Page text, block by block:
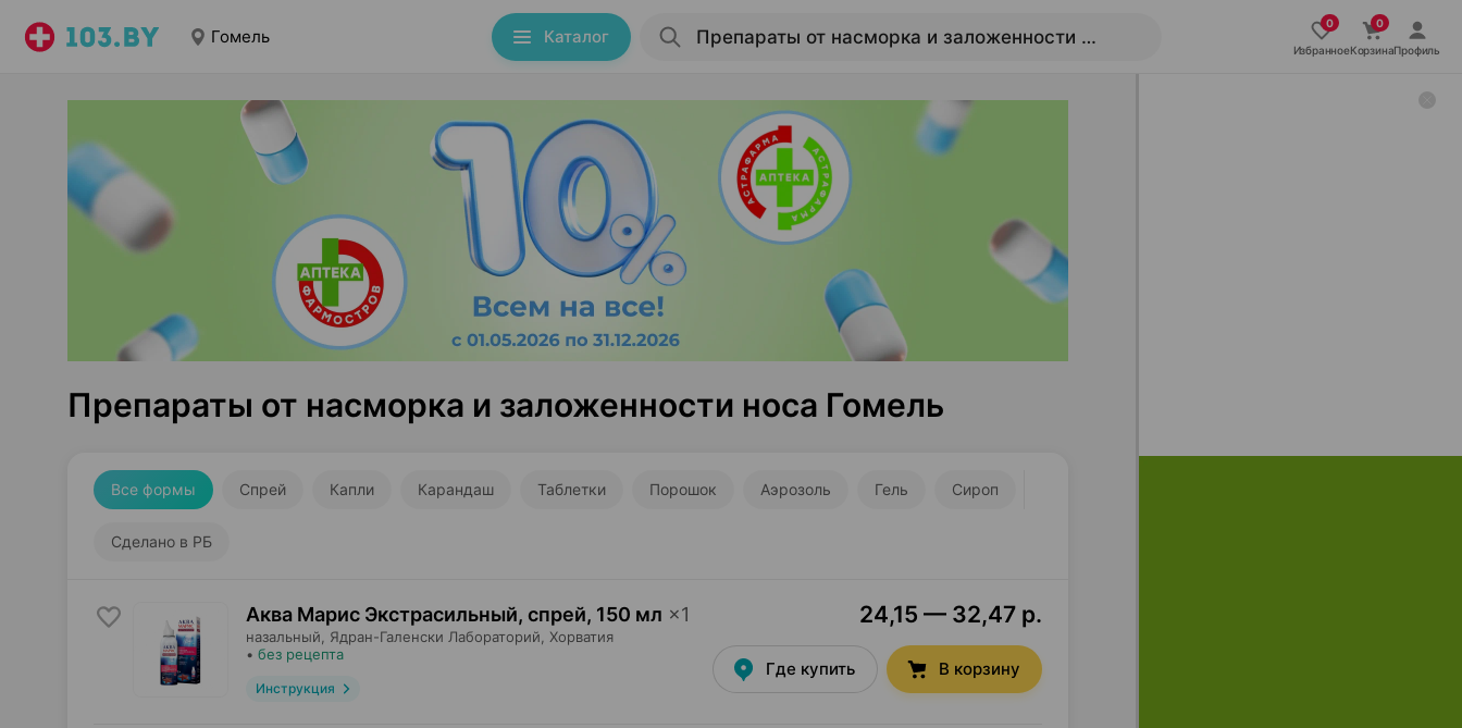
Гомель Каталог
ИзбранноеКорзинаПрофиль
Препараты от насморка и заложенности носа Гомель
Все формы Спрей Капли Карандаш Таблетки Порошок Аэрозоль Гель Сироп
Сделано в РБ
Аква Марис Экстрасильный, спрей, 150 мл ×1
назальный, Ядран-Галенски Лабораторий , Хорватия
• без рецепта
Инструкция
24,15 — 32,47 р.
Где купить В корзину